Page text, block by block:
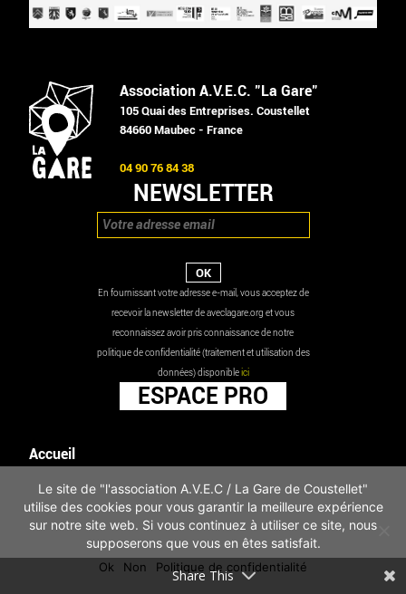
Association A.V.E.C. "La Gare"
105 Quai des Entreprises. Coustellet
84660 Maubec - France
04 90 76 84 38
NEWSLETTER
En fournissant votre adresse e-mail, vous acceptez de
recevoir la newsletter de aveclagare.org et vous
reconnaissez avoir pris connaissance de notre
politique de confidentialité (traitement et utilisation des
données) disponibleici
ESPACE PRO
Accueil
Les actualités
Mentions légales
Infos pratiques
Politique de confidentialité
Share This
Le site de "l'association A.V.E.C / La Gare de Coustellet"
utilise des cookies pour vous garantir la meilleure expérience
sur notre site web. Si vous continuez à utiliser ce site, nous
supposerons que vous en êtes satisfait.
Ok Non Politique de confidentialité